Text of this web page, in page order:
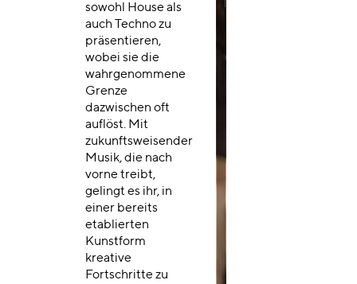
sowohl House als
auch Techno zu
präsentieren,
wobei sie die
wahrgenommene
Grenze
dazwischen oft
auflöst. Mit
zukunftsweisender
Musik, die nach
vorne treibt,
gelingt es ihr, in
einer bereits
etablierten
Kunstform
kreative
Fortschritte zu